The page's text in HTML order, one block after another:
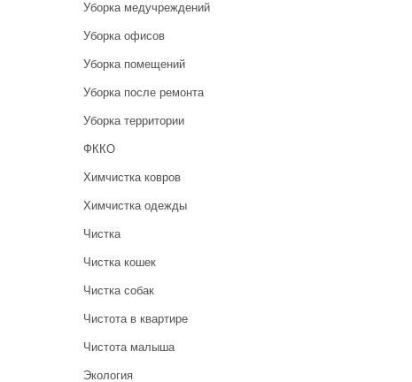
Уборка медучреждений
Уборка офисов
Уборка помещений
Уборка после ремонта
Уборка территории
ФККО
Химчистка ковров
Химчистка одежды
Чистка
Чистка кошек
Чистка собак
Чистота в квартире
Чистота малыша
Экология